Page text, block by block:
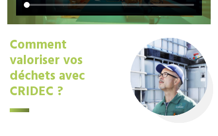
Comment
valoriser vos
déchets avec
CRIDEC ?